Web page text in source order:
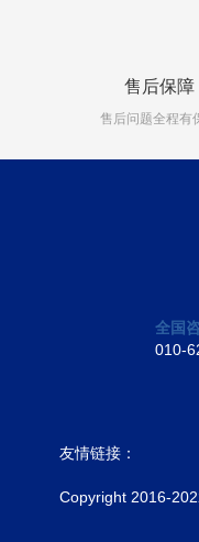
售后保障
售后问题全程有
全国
010-
友情链接：
Copyright 2016-